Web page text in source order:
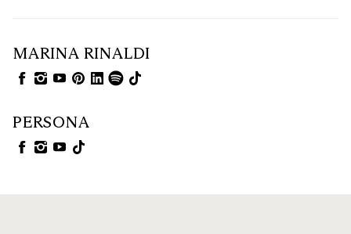
MARINA RINALDI
PERSONA